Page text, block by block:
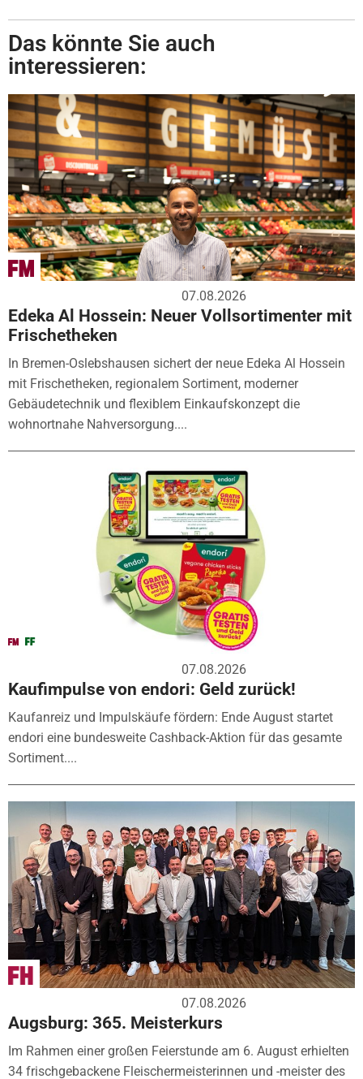
Das könnte Sie auch
interessieren:
07.08.2026
Edeka Al Hossein: Neuer Vollsortimenter mit
Frischetheken
In Bremen-Oslebshausen sichert der neue Edeka Al Hossein
mit Frischetheken, regionalem Sortiment, moderner
Gebäudetechnik und flexiblem Einkaufskonzept die
wohnortnahe Nahversorgung....
07.08.2026
Kaufimpulse von endori: Geld zurück!
Kaufanreiz und Impulskäufe fördern: Ende August startet
endori eine bundesweite Cashback-Aktion für das gesamte
Sortiment....
07.08.2026
Augsburg: 365. Meisterkurs
Im Rahmen einer großen Feierstunde am 6. August erhielten
34 frischgebackene Fleischermeisterinnen und -meister des